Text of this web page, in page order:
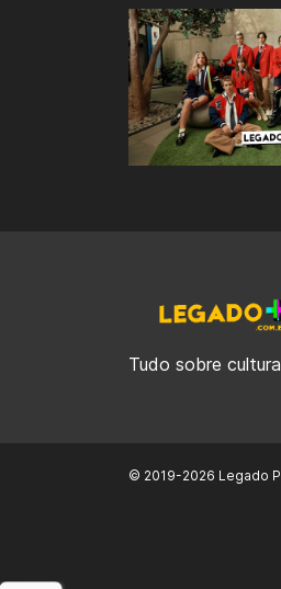
Tudo sobre
© 2019-2026 Legado